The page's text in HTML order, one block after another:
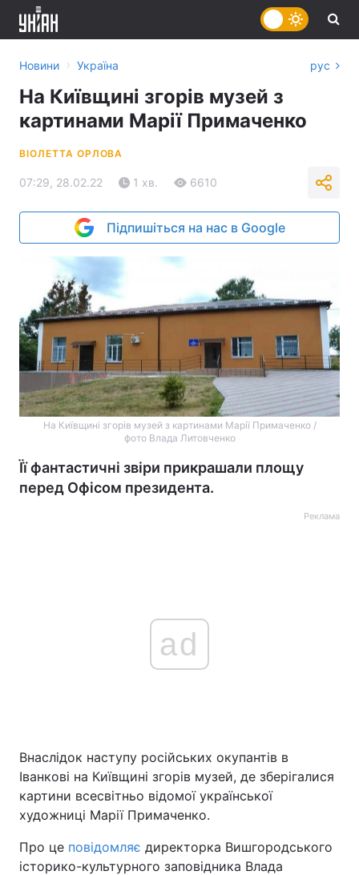
Головна Війна
Україна Політика
Економіка Світ
Новини › Україна рус
На Київщині згорів музей з
картинами Марії Примаченко
ВІОЛЕТТА ОРЛОВА
07:29, 28.02.22 1 хв. 6610
Підпишіться на нас в Google
На Київщині згорів музей з картинами Марії Примаченко /
фото Влада Литовченко
Її фантастичні звіри прикрашали площу
перед Офісом президента.
Реклама
ad
Внаслідок наступу російських окупантів в
Іванкові на Київщині згорів музей, де зберігалися
картини всесвітньо відомої української
художниці Марії Примаченко.
Про це повідомляє директорка Вишгородського
історико-культурного заповідника Влада